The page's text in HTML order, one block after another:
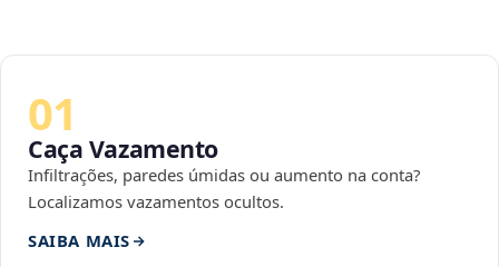
01
Caça Vazamento
Infiltrações, paredes úmidas ou aumento na conta?
Localizamos vazamentos ocultos.
SAIBA MAIS